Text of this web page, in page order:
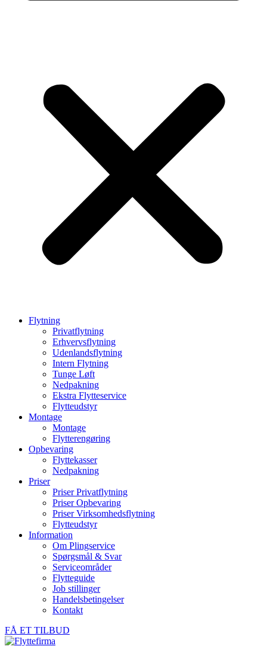
Flytning
Privatflytning
Erhvervsflytning
Udenlandsflytning
Intern Flytning
Tunge Løft
Nedpakning
Ekstra Flytteservice
Flytteudstyr
Montage
Montage
Flytterengøring
Opbevaring
Flyttekasser
Nedpakning
Priser
Priser Privatflytning
Priser Opbevaring
Priser Virksomhedsflytning
Flytteudstyr
Information
Om Plingservice
Spørgsmål & Svar
Serviceområder
Flytteguide
Job stillinger
Handelsbetingelser
Kontakt
FÅ ET TILBUD